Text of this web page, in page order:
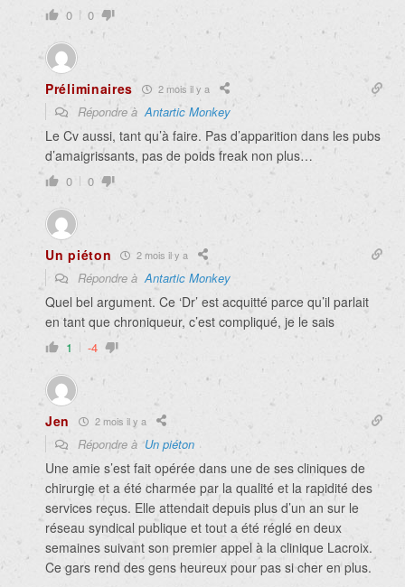
0 0
Préliminaires 2 mois il y a
Répondre àAntartic Monkey
Le Cv aussi, tant qu’à faire. Pas d’apparition dans les pubs
d’amaigrissants, pas de poids freak non plus…
0 0
Un piéton 2 mois il y a
Répondre àAntartic Monkey
Quel bel argument. Ce ‘Dr’ est acquitté parce qu’il parlait
en tant que chroniqueur, c’est compliqué, je le sais
1 -4
Jen 2 mois il y a
Répondre àUn piéton
Une amie s’est fait opérée dans une de ses cliniques de
chirurgie et a été charmée par la qualité et la rapidité des
services reçus. Elle attendait depuis plus d’un an sur le
réseau syndical publique et tout a été réglé en deux
semaines suivant son premier appel à la clinique Lacroix.
Ce gars rend des gens heureux pour pas si cher en plus.